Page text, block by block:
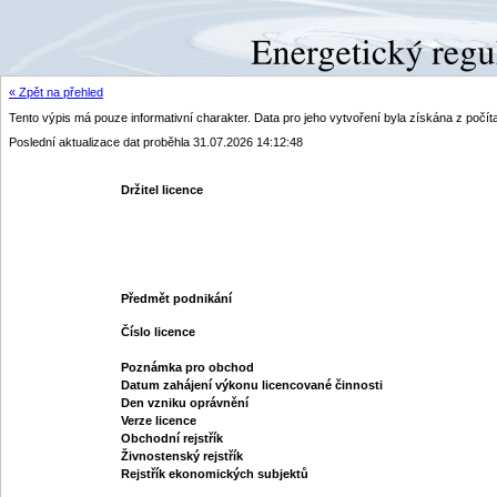
« Zpět na přehled
Tento výpis má pouze informativní charakter. Data pro jeho vytvoření byla získána z
Poslední aktualizace dat proběhla 31.07.2026 14:12:48
Držitel licence
Předmět podnikání
Číslo licence
Poznámka pro obchod
Datum zahájení výkonu licencované činnosti
Den vzniku oprávnění
Verze licence
Obchodní rejstřík
Živnostenský rejstřík
Rejstřík ekonomických subjektů